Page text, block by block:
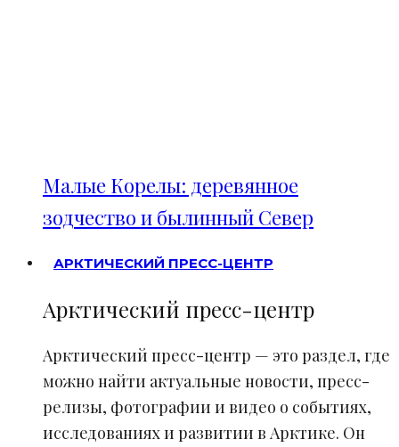
Малые Корелы: деревянное
зодчество и былинный Север
АРКТИЧЕСКИЙ ПРЕСС-ЦЕНТР
Арктический пресс-центр
Арктический пресс-центр — это раздел, где
можно найти актуальные новости, пресс-
релизы, фотографии и видео о событиях,
исследованиях и развитии в Арктике. Он